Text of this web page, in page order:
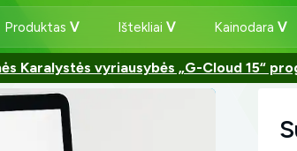
Produktas Ištekliai Kainodara
Karalystės vyriausybės „G-Cloud 15“